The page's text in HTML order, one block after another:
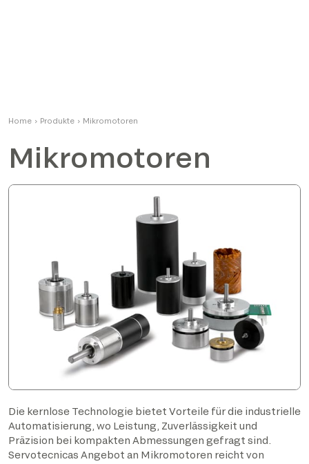
Home › Produkte › Mikromotoren
Mikromotoren
Die kernlose Technologie bietet Vorteile für die industrielle
Automatisierung, wo Leistung, Zuverlässigkeit und
Präzision bei kompakten Abmessungen gefragt sind.
Servotecnicas Angebot an Mikromotoren reicht von